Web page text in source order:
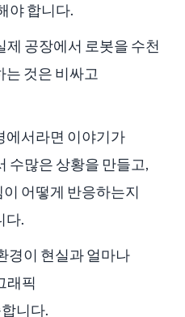
야 합니다.
제 공장에서 로봇을 수천
는 것은 비싸고
에서라면 이야기가
수많은 상황을 만들고,
어떻게 반응하는지
다.
경이 현실과 얼마나
래픽
니다.